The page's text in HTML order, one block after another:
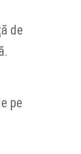
de
pe